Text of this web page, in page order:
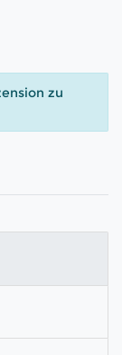
zu